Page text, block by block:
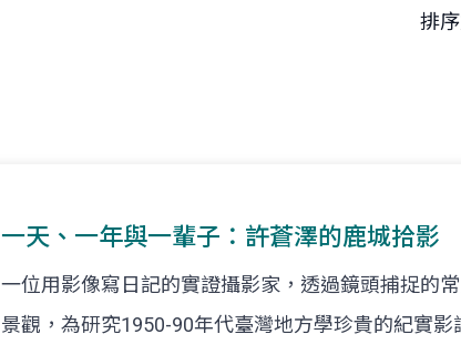
排
一天、一年與一輩子：許蒼澤的鹿城拾影
一位用影像寫日記的實證攝影家，透過鏡頭捕捉的
景觀，為研究1950-90年代臺灣地方學珍貴的紀實影